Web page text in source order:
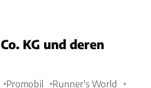
KG und deren
Promobil Runner's World